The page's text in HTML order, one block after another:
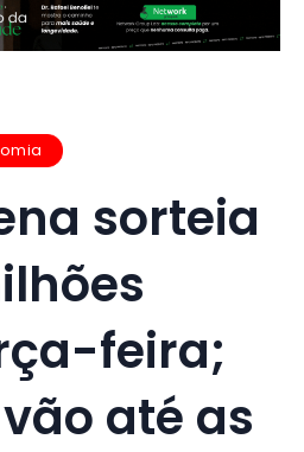
sorteia
feira;
até as